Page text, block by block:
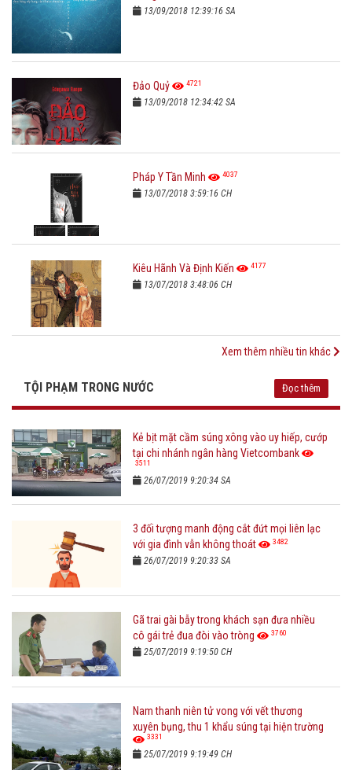
13/09/2018 12:39:16 SA
Đảo Quỷ 4721
13/09/2018 12:34:42 SA
Pháp Y Tần Minh 4037
13/07/2018 3:59:16 CH
Kiêu Hãnh Và Định Kiến 4177
13/07/2018 3:48:06 CH
Xem thêm nhiều tin khác
TỘI PHẠM TRONG NƯỚC Đọc thêm
Kẻ bịt mặt cầm súng xông vào uy hiếp, cướp
tại chi nhánh ngân hàng Vietcombank
3511
26/07/2019 9:20:34 SA
3 đối tượng manh động cắt đứt mọi liên lạc
với gia đình vẫn không thoát
3482
26/07/2019 9:20:33 SA
Gã trai gài bẫy trong khách sạn đưa nhiều
cô gái trẻ đua đòi vào tròng
3760
25/07/2019 9:19:50 CH
Nam thanh niên tử vong với vết thương
xuyên bụng, thu 1 khẩu súng tại hiện trường
3331
25/07/2019 9:19:49 CH